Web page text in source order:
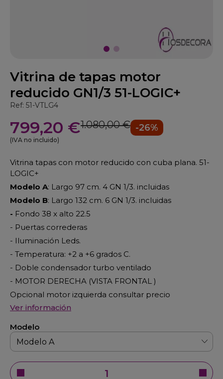
Vitrina de tapas motor
reducido GN1/3 51-LOGIC+
Ref: 51-VTLG4
799,20 €1.080,00 € -26%
(IVA no incluido)
Vitrina tapas con motor reducido con cuba plana. 51-
LOGIC+
Modelo A: Largo 97 cm. 4 GN 1/3. incluidas
Modelo B: Largo 132 cm. 6 GN 1/3. incluidas
- Fondo 38 x alto 22.5
- Puertas correderas
- Iluminación Leds.
- Temperatura: +2 a +6 grados C.
- Doble condensador turbo ventilado
- MOTOR DERECHA (VISTA FRONTAL )
Opcional motor izquierda consultar precio
Ver información
Modelo